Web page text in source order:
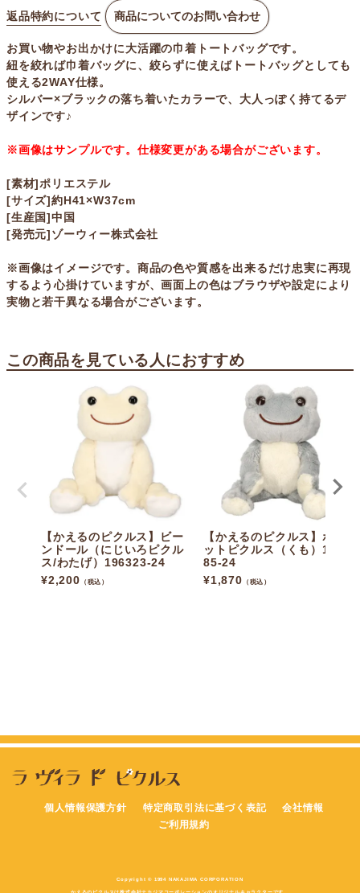
返品特約について 商品についてのお問い合わせ
お買い物やお出かけに大活躍の巾着トートバッグです。
紐を絞れば巾着バッグに、絞らずに使えばトートバッグとしても
使える2WAY仕様。
シルバー×ブラックの落ち着いたカラーで、大人っぽく持てるデ
ザインです♪
※画像はサンプルです。仕様変更がある場合がございます。
[素材]ポリエステル
[サイズ]約H41×W37cm
[生産国]中国
[発売元]ゾーウィー株式会社
※画像はイメージです。商品の色や質感を出来るだけ忠実に再現
するよう心掛けていますが、画面上の色はブラウザや設定により
実物と若干異なる場合がございます。
この商品を見ている人におすすめ
【かえるのピクルス】ビー
ンドール（にじいろピクル
ス/わたげ）196323-24
¥2,200 （税込）
【かえるのピクルス】ポケ
ットピクルス（くも）1963
85-24
¥1,870 （税込）
個人情報保護方針 特定商取引法に基づく表記
会社情報
ご利用規約
Copyright © 1994 NAKAJIMA CORPORATION
かえるのピクルスは株式会社ナカジマコーポレーションのオリジナルキャラクターです。